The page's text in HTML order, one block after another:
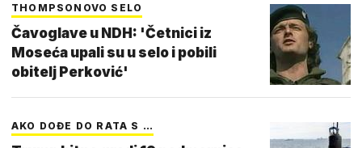
THOMPSONOVO SELO
Čavoglave u NDH: 'Četnici iz
Moseća upali su u selo i pobili
obitelj Perković'
AKO DOĐE DO RATA S …